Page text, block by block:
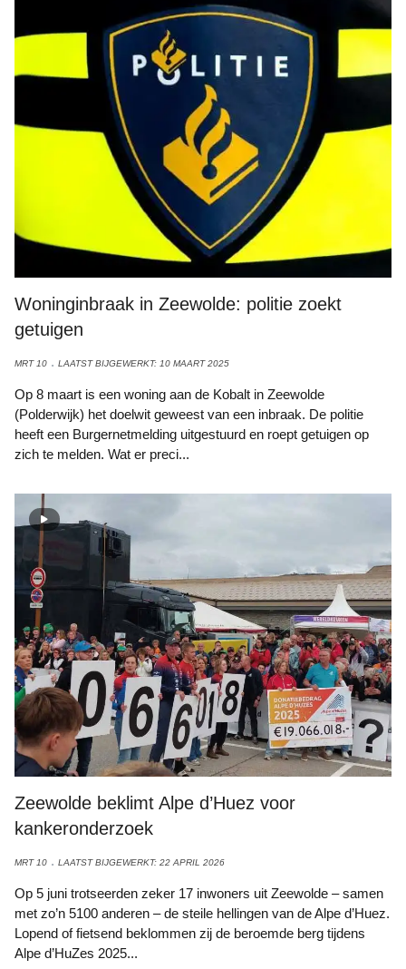
Woninginbraak in Zeewolde: politie zoekt
getuigen
MRT 10 LAATST BIJGEWERKT: 10 MAART 2025
Op 8 maart is een woning aan de Kobalt in Zeewolde
(Polderwijk) het doelwit geweest van een inbraak. De politie
heeft een Burgernetmelding uitgestuurd en roept getuigen op
zich te melden. Wat er preci...
Zeewolde beklimt Alpe d’Huez voor
kankeronderzoek
MRT 10 LAATST BIJGEWERKT: 22 APRIL 2026
Op 5 juni trotseerden zeker 17 inwoners uit Zeewolde – samen
met zo’n 5100 anderen – de steile hellingen van de Alpe d’Huez.
Lopend of fietsend beklommen zij de beroemde berg tijdens
Alpe d’HuZes 2025...